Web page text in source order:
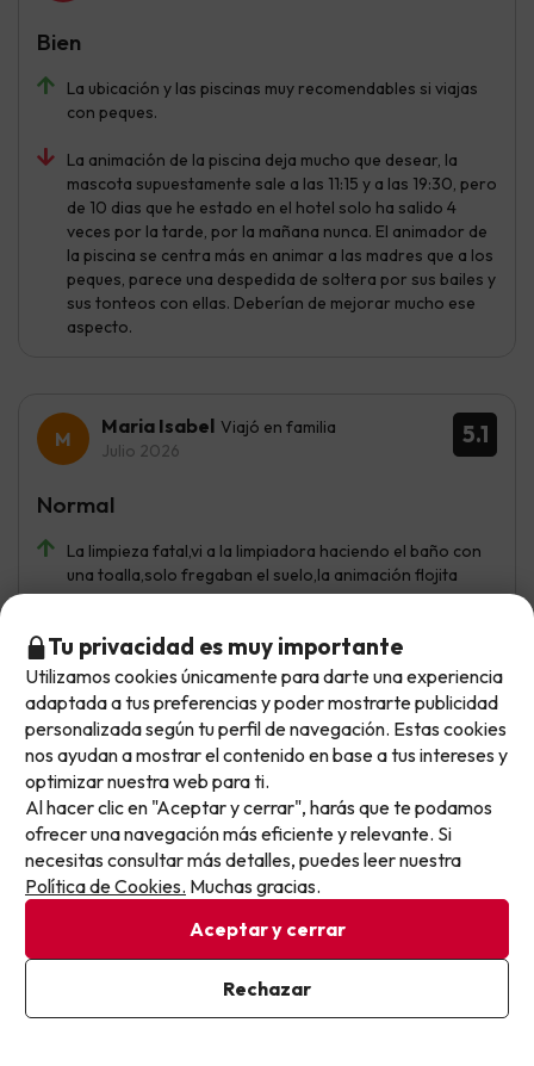
La ubicación y las piscinas muy recomendables si viajas
con peques.
La animación de la piscina deja mucho que desear, la
mascota supuestamente sale a las 11:15 y a las 19:30, pero
de 10 dias que he estado en el hotel solo ha salido 4
veces por la tarde, por la mañana nunca. El animador de
la piscina se centra más en animar a las madres que a los
peques, parece una despedida de soltera por sus bailes y
sus tonteos con ellas. Deberían de mejorar mucho ese
aspecto.
Bien
5.1
Maria Isabel Viajó en familia
Julio 2026
La limpieza fatal,vi a la limpiadora haciendo el baño con
una toalla,solo fregaban el suelo,la animación flojita
Normal
1.9
Tania Viajó con amigos
Julio 2026
Lo único bueno el bar en la piscina
Malo casi todo.sabanas sucias toallas sucias el aire lo
tienen bloqueado no se puede poner más fuerte. La
comida muy escasa. Para los niños solo fritanga. No
existen los postres. No hay yogures, ni natillas ni petit.el
personal muy desagradable porque están cargadisimos
de trabajo, y no dan más de sí. Lo peor peor la comida
Básico
No llegas tarde: llegas al siguiente.
Este chollo ya ha caducado, pero cada día lanzamos
nuevas oportunidades para viajar mejor y pagar
menos.
Apúntate y que el próximo no se te escape.
Pon tu mejor e-mail
Ya estoy suscrito
Al suscribirte, confirmas haber leído y estar de acuerdo con la
Tu privacidad es muy importante
Utilizamos cookies únicamente para darte una experiencia
adaptada a tus preferencias y poder mostrarte publicidad
personalizada según tu perfil de navegación. Estas cookies
nos ayudan a mostrar el contenido en base a tus intereses y
optimizar nuestra web para ti.
Al hacer clic en "Aceptar y cerrar", harás que te podamos
ofrecer una navegación más eficiente y relevante. Si
necesitas consultar más detalles, puedes leer nuestra
Política de Cookies. Muchas gracias.
Aceptar y cerrar
Rechazar